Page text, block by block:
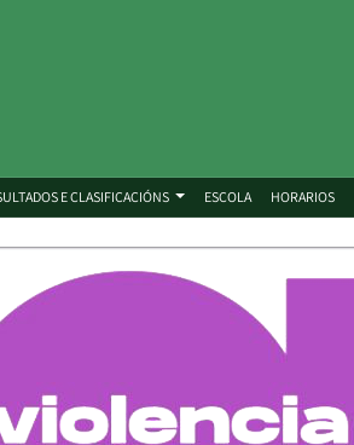
E CLASIFICACIÓNS ESCOLA HORARIOS